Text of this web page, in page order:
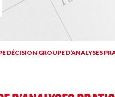
DÉCISION GROUPE D’ANALYSES